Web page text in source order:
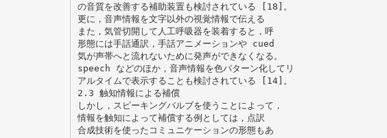
の音質を改善する補助装置も検討されている [18]。
更に，音声情報を文字以外の視覚情報で伝える
また，気管切開して人工呼吸器を装着すると，呼
形態には手話通訳，手話アニメーションや cued
気が声帯へと流れないために発声ができなくなる。
speech などのほか，音声情報を色パターン化してリ
アルタイムで表示することも検討されている [14]。
2.3 触知情報による補償
しかし，スピーキングバルブを使うことによって，
情報を触知によって補償する例としては，点訳
合成技術を使ったコミュニケーションの形態もあ